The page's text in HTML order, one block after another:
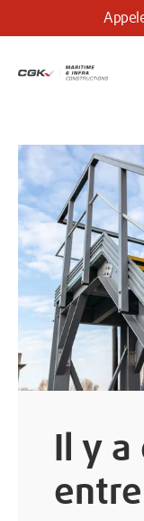
Il y a